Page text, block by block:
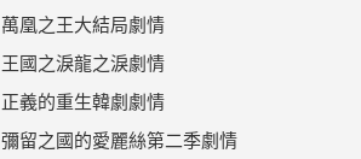
萬凰之王大結局劇情
王國之淚龍之淚劇情
正義的重生韓劇劇情
彌留之國的愛麗絲第二季劇情